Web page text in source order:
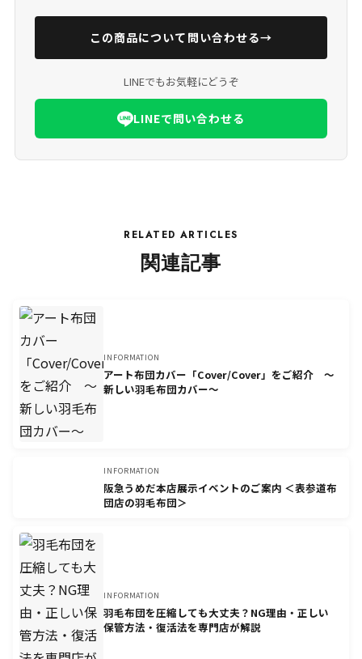
この商品について問い合わせる→
LINEでもお気軽にどうぞ
LINEで問い合わせる
RELATED ARTICLES
関連記事
INFORMATION
アート布団カバー「Cover/Cover」をご紹介 〜
新しい羽毛布団カバー〜
INFORMATION
阪急うめだ本店展示イベントのご案内 ＜表参道布
団店の羽毛布団＞
INFORMATION
羽毛布団を圧縮しても大丈夫？NG理由・正しい
保管方法・復活法を専門店が解説